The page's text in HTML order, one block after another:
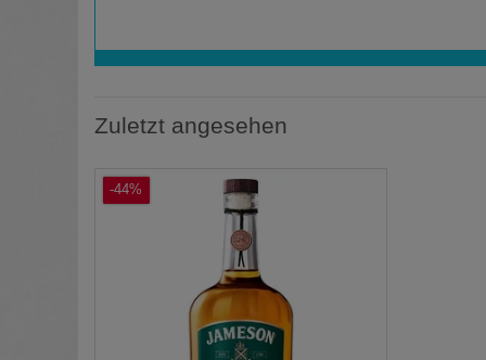
Zuletzt angesehen
-44%